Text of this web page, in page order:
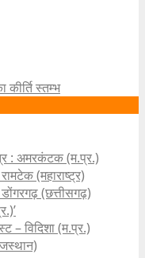
स्तम्भ
: अमरकंटक (म.प्र.)
(महाराष्ट्र)
डोंगरगढ़ (छत्तीसगढ़)
– विदिशा (म.प्र.)